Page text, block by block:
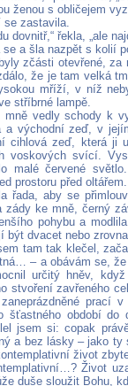
ženou s obličejem
se zastavila.
dovnitř,“ řekla, „ale
se a šla nazpět s kolií
zčásti otevřené,
že je tam velká
mříží, v níž
stříbrné lampě.
mně vedly schody k
a východní zeď, v
cihlová zeď, která ji
voskových svící.
malé červené
prostoru před
řada, aby se
zády ke mně, černý
pohybu a
být dvacet nebo
tam tak klečel,
– a obávám se,
určitý hněv,
stvoření zavřeného
prací
šťastného období
jsem si: copak
a bez lásky – jako ty
život
Život
duše sloužit Bohu,